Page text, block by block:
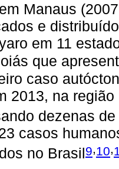
Manaus
e
em 11
que
caso
2013, na
dezenas
casos
no Brasil9,10,